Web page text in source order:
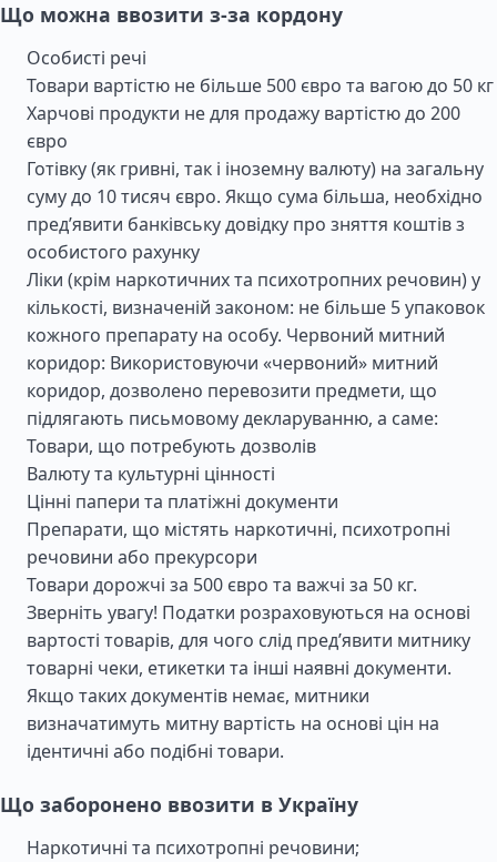
Що можна ввозити з-за кордону
Особисті речі
Товари вартістю не більше 500 євро та вагою до 50 кг
Харчові продукти не для продажу вартістю до 200
євро
Готівку (як гривні, так і іноземну валюту) на загальну
суму до 10 тисяч євро. Якщо сума більша, необхідно
пред’явити банківську довідку про зняття коштів з
особистого рахунку
Ліки (крім наркотичних та психотропних речовин) у
кількості, визначеній законом: не більше 5 упаковок
кожного препарату на особу. Червоний митний
коридор: Використовуючи «червоний» митний
коридор, дозволено перевозити предмети, що
підлягають письмовому декларуванню, а саме:
Товари, що потребують дозволів
Валюту та культурні цінності
Цінні папери та платіжні документи
Препарати, що містять наркотичні, психотропні
речовини або прекурсори
Товари дорожчі за 500 євро та важчі за 50 кг.
Зверніть увагу! Податки розраховуються на основі
вартості товарів, для чого слід пред’явити митнику
товарні чеки, етикетки та інші наявні документи.
Якщо таких документів немає, митники
визначатимуть митну вартість на основі цін на
ідентичні або подібні товари.
Що заборонено ввозити в Україну
Наркотичні та психотропні речовини;